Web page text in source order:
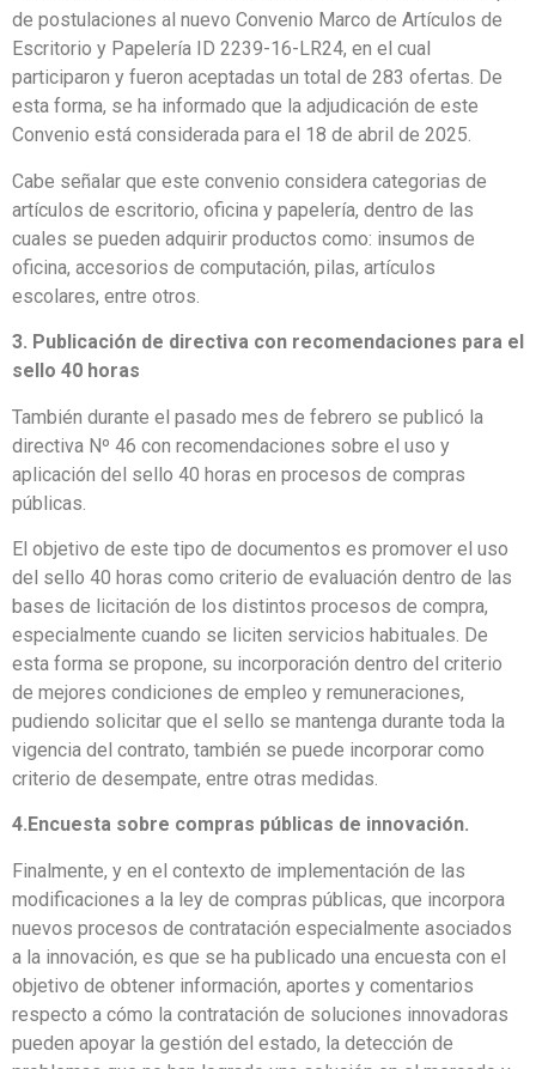
de postulaciones al nuevo Convenio Marco de Artículos de
Escritorio y Papelería ID 2239-16-LR24, en el cual
participaron y fueron aceptadas un total de 283 ofertas. De
esta forma, se ha informado que la adjudicación de este
Convenio está considerada para el 18 de abril de 2025.
Cabe señalar que este convenio considera categorias de
artículos de escritorio, oficina y papelería, dentro de las
cuales se pueden adquirir productos como: insumos de
oficina, accesorios de computación, pilas, artículos
escolares, entre otros.
3. Publicación de directiva con recomendaciones para el
sello 40 horas
También durante el pasado mes de febrero se publicó la
directiva Nº 46 con recomendaciones sobre el uso y
aplicación del sello 40 horas en procesos de compras
públicas.
El objetivo de este tipo de documentos es promover el uso
del sello 40 horas como criterio de evaluación dentro de las
bases de licitación de los distintos procesos de compra,
especialmente cuando se liciten servicios habituales. De
esta forma se propone, su incorporación dentro del criterio
de mejores condiciones de empleo y remuneraciones,
pudiendo solicitar que el sello se mantenga durante toda la
vigencia del contrato, también se puede incorporar como
criterio de desempate, entre otras medidas.
4.Encuesta sobre compras públicas de innovación.
Finalmente, y en el contexto de implementación de las
modificaciones a la ley de compras públicas, que incorpora
nuevos procesos de contratación especialmente asociados
a la innovación, es que se ha publicado una encuesta con el
objetivo de obtener información, aportes y comentarios
respecto a cómo la contratación de soluciones innovadoras
pueden apoyar la gestión del estado, la detección de